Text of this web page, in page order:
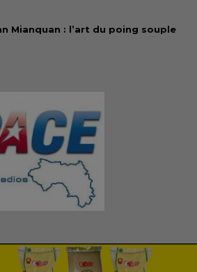
Mianquan : l’art du poing souple